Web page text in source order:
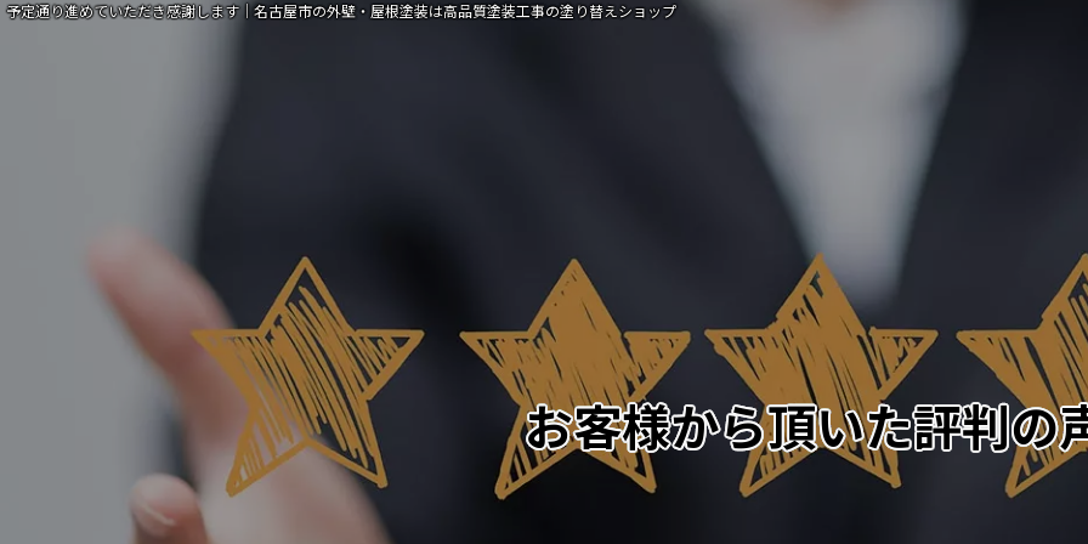
予定通り進めていただき感謝します｜名古屋市の外壁・屋根塗装は高品質塗装工事の塗り替えショップ
お客様から頂いた評判の